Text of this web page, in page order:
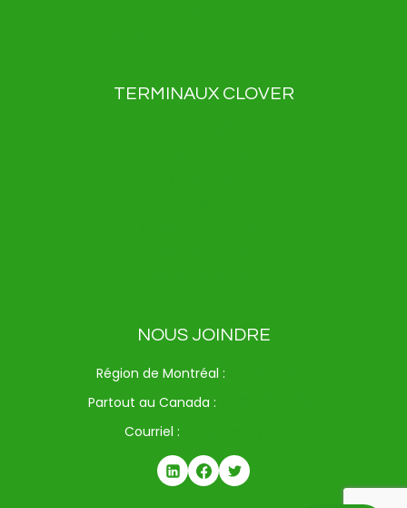
TERMINAUX CLOVER
NOUS JOINDRE
Région de Montréal :
Partout au Canada :
Courriel :